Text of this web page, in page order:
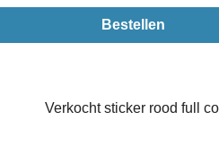
Bestellen